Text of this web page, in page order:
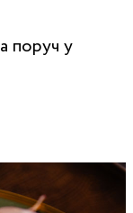
поруч у